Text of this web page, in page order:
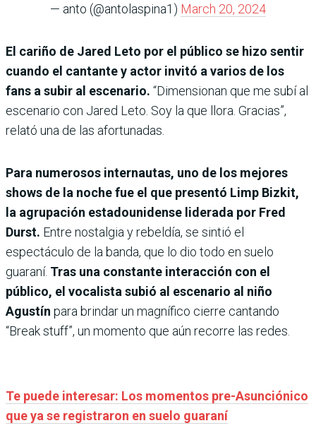
— anto (@antolaspina1) March 20, 2024
El cariño de Jared Leto por el público se hizo sentir
cuando el cantante y actor invitó a varios de los
fans a subir al escenario. “Dimensionan que me subí al
escenario con Jared Leto. Soy la que llora. Gracias”,
relató una de las afortunadas.
Para numerosos internautas, uno de los mejores
shows de la noche fue el que presentó Limp Bizkit,
la agrupación estadounidense liderada por Fred
Durst. Entre nostalgia y rebeldía, se sintió el
espectáculo de la banda, que lo dio todo en suelo
guaraní. Tras una constante interacción con el
público, el vocalista subió al escenario al niño
Agustín para brindar un magnífico cierre cantando
“Break stuff”, un momento que aún recorre las redes.
Te puede interesar: Los momentos pre-Asunciónico
que ya se registraron en suelo guaraní